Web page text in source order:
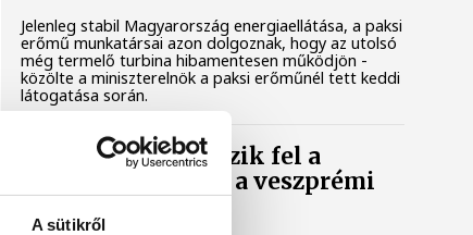
A sütikről
Jelenleg stabil Magyarország energiaellátása, a paksi
erőmű munkatársai azon dolgoznak, hogy az utolsó
még termelő turbina hibamentesen működjön -
közölte a miniszterelnök a paksi erőműnél tett keddi
látogatása során.
Játék közben fedezik fel a
tudomány világát a veszprémi